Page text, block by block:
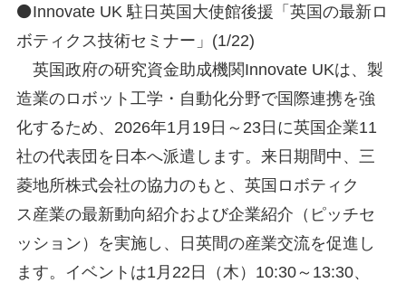
⚫Innovate UK 駐日英国大使館後援「英国の最新ロ
ボティクス技術セミナー」(1/22)
英国政府の研究資金助成機関Innovate UKは、製
造業のロボット工学・自動化分野で国際連携を強
化するため、2026年1月19日～23日に英国企業11
社の代表団を日本へ派遣します。来日期間中、三
菱地所株式会社の協力のもと、英国ロボティク
ス産業の最新動向紹介および企業紹介（ピッチセ
ッション）を実施し、日英間の産業交流を促進し
ます。イベントは1月22日（木）10:30～13:30、